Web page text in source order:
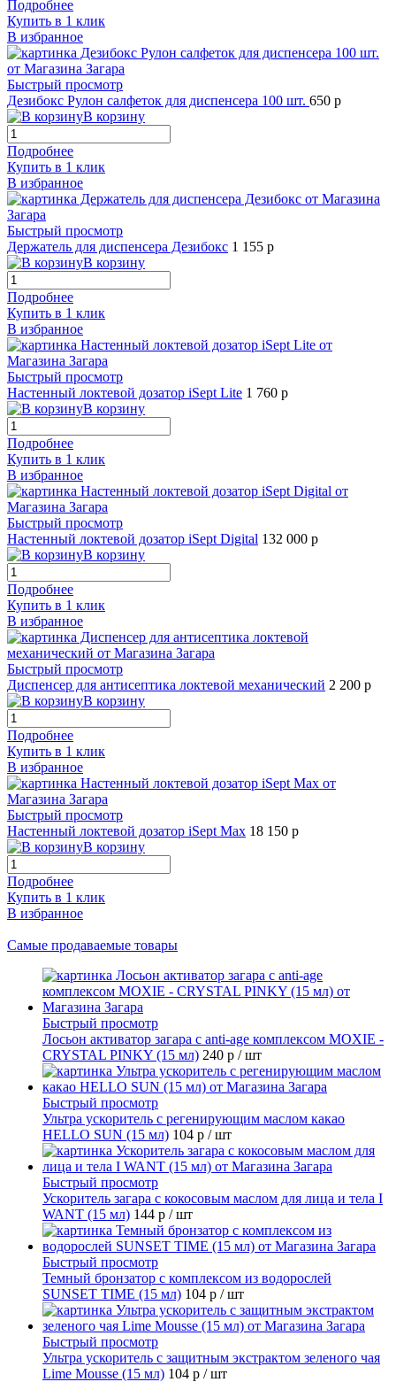
Подробнее
Купить в 1 клик
В избранное
Быстрый просмотр
Дезибокс Рулон салфеток для диспенсера 100 шт. 650 р
В корзину
Подробнее
Купить в 1 клик
В избранное
Быстрый просмотр
Держатель для диспенсера Дезибокс 1 155 р
В корзину
Подробнее
Купить в 1 клик
В избранное
Быстрый просмотр
Настенный локтевой дозатор iSept Lite 1 760 р
В корзину
Подробнее
Купить в 1 клик
В избранное
Быстрый просмотр
Настенный локтевой дозатор iSept Digital 132 000 р
В корзину
Подробнее
Купить в 1 клик
В избранное
Быстрый просмотр
Диспенсер для антисептика локтевой механический 2 200 р
В корзину
Подробнее
Купить в 1 клик
В избранное
Быстрый просмотр
Настенный локтевой дозатор iSept Max 18 150 р
В корзину
Подробнее
Купить в 1 клик
В избранное
Самые продаваемые товары
Быстрый просмотр
Лосьон активатор загара с anti-age комплексом MOXIE -
CRYSTAL PINKY (15 мл) 240 р / шт
Быстрый просмотр
Ультра ускоритель с регенирующим маслом какао
HELLO SUN (15 мл) 104 р / шт
Быстрый просмотр
Ускоритель загара с кокосовым маслом для лица и тела I
WANT (15 мл) 144 р / шт
Быстрый просмотр
Темный бронзатор с комплексом из водорослей
SUNSET TIME (15 мл) 104 р / шт
Быстрый просмотр
Ультра ускоритель с защитным экстрактом зеленого чая
Lime Mousse (15 мл) 104 р / шт